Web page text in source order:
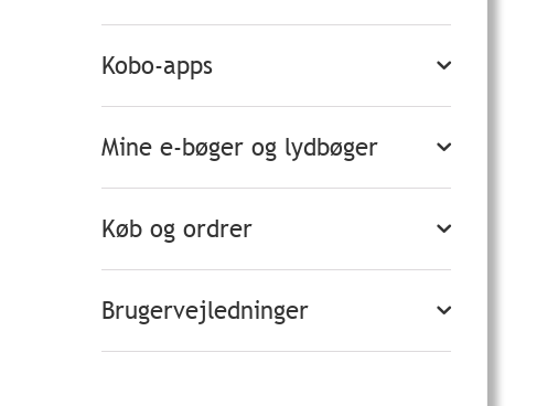
Kobo-apps
Mine e-bøger og lydbøger
Køb og ordrer
Brugervejledninger